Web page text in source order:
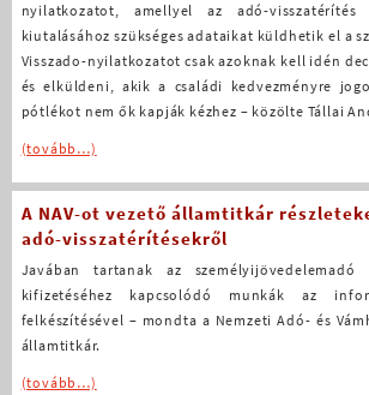
nyilatkozatot, amellyel az adó-
kiutalásához szükséges adataikat küldhetik el a
Visszado-nyilatkozatot csak azoknak kell idén
és elküldeni, akik a családi kedvezményre
pótlékot nem ők kapják kézhez – közölte Tállai
(tovább…)
A NAV-ot vezető államtitkár
adó-visszatérítésekről
Javában tartanak az személyijövedelemadó
kifizetéséhez kapcsolódó munkák az
felkészítésével – mondta a Nemzeti Adó- és
államtitkár.
(tovább…)